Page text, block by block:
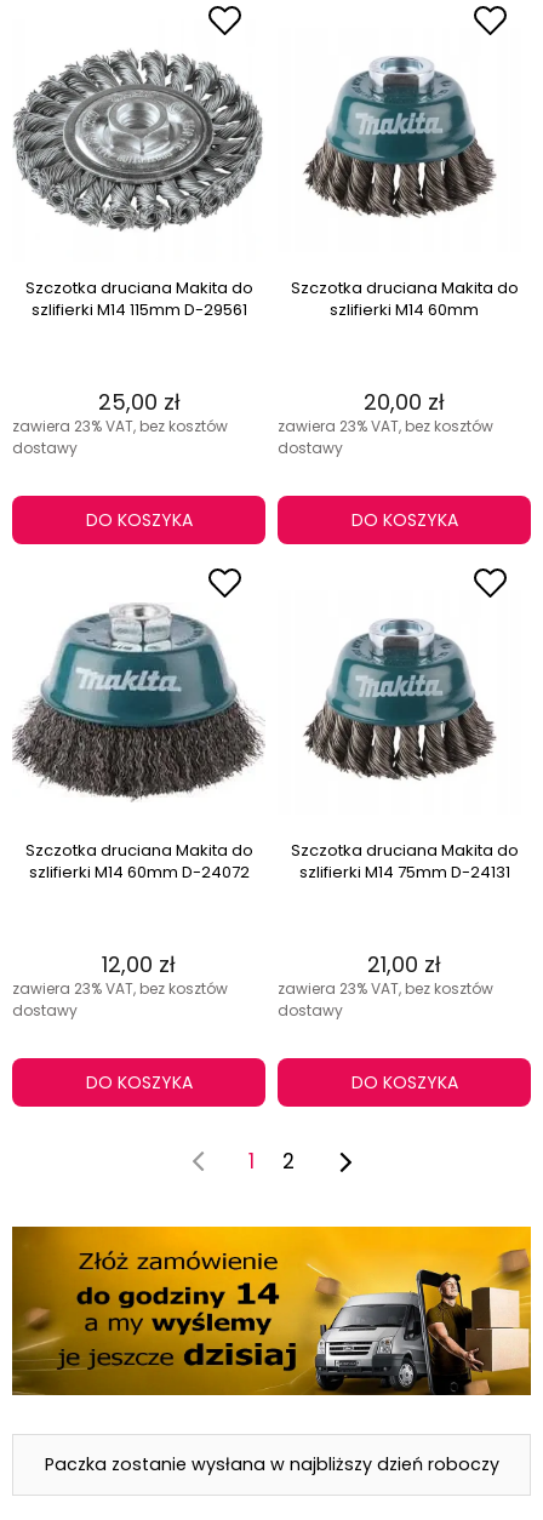
Szczotka druciana Makita do
szlifierki M14 115mm D-29561
25,00 zł
zawiera 23% VAT, bez kosztów
dostawy
DO KOSZYKA
Szczotka druciana Makita do
szlifierki M14 60mm
20,00 zł
zawiera 23% VAT, bez kosztów
dostawy
DO KOSZYKA
Szczotka druciana Makita do
szlifierki M14 60mm D-24072
12,00 zł
zawiera 23% VAT, bez kosztów
dostawy
DO KOSZYKA
Szczotka druciana Makita do
szlifierki M14 75mm D-24131
21,00 zł
zawiera 23% VAT, bez kosztów
dostawy
DO KOSZYKA
1 2
Paczka zostanie wysłana w najbliższy dzień roboczy